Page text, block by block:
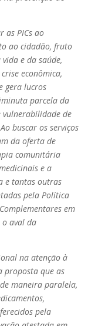
as PICs ao
ao cidadão, fruto
e da saúde,
econômica,
gera lucros
parcela da
vulnerabilidade de
buscar os serviços
da oferta de
comunitária
e a
e tantas outras
pela Política
em
o aval da
na atenção à
proposta que as
de maneira paralela,
pela